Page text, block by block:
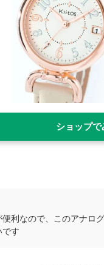
ショップで
利なので、このアナロ
です